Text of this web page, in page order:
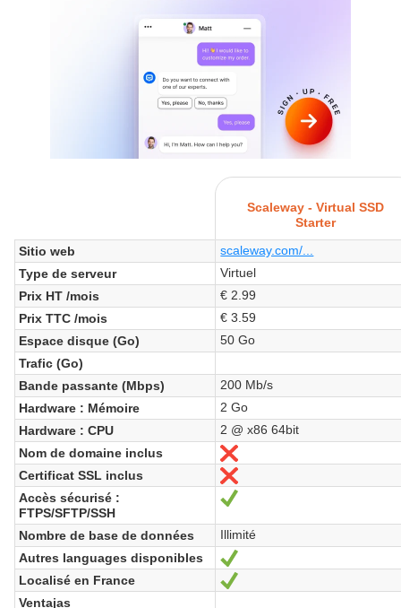
Scaleway - Virtual SSD
Starter
Sitio web
scaleway.com/...
Type de serveur
Virtuel
Prix HT /mois
€ 2.99
Prix TTC /mois
€ 3.59
Espace disque (Go)
50 Go
Trafic (Go)
Bande passante (Mbps)
200 Mb/s
Hardware : Mémoire
2 Go
Hardware : CPU
2 @ x86 64bit
Nom de domaine inclus
No
Certificat SSL inclus
No
Accès sécurisé :
FTPS/SFTP/SSH
Sí
Nombre de base de données
Illimité
Autres languages disponibles
Sí
Localisé en France
Ventajas